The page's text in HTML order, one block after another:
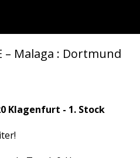
– Malaga : Dortmund
Klagenfurt - 1. Stock